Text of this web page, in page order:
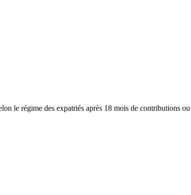
le régime des expatriés après 18 mois de contributions